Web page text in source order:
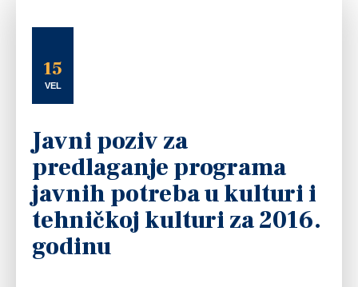
15
VEL
Javni poziv za
predlaganje programa
javnih potreba u kulturi i
tehničkoj kulturi za 2016.
godinu